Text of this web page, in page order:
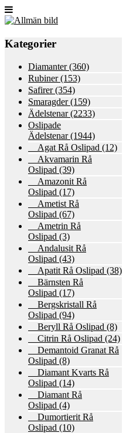
Kategorier
Diamanter(360)
Rubiner(153)
Safirer(354)
Smaragder(159)
Ädelstenar(2233)
Oslipade
Ädelstenar(1944)
Agat Rå Oslipad (12)
Akvamarin Rå
Oslipad (39)
Amazonit Rå
Oslipad (17)
Ametist Rå
Oslipad (67)
Ametrin Rå
Oslipad (3)
Andalusit Rå
Oslipad (43)
Apatit Rå Oslipad (38)
Bärnsten Rå
Oslipad (17)
Bergskristall Rå
Oslipad (94)
Beryll Rå Oslipad (8)
Citrin Rå Oslipad (24)
Demantoid Granat Rå
Oslipad (8)
Diamant Kvarts Rå
Oslipad (14)
Diamant Rå
Oslipad (4)
Dumortierit Rå
Oslipad (10)